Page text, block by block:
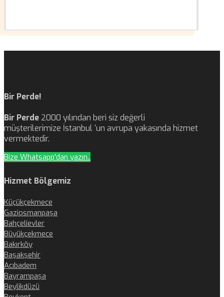
Bir Perde!
Bir Perde 2000 yılından beri siz değerli
müşterilerimize İstanbul ‘un avrupa yakasında hizmet
vermektedir.
Bize Whatsapp'dan yazın..
Hizmet Bölgemiz
Küçükçekmece
Gaziosmanpaşa
Bahçelievler
Büyükçekmece
Bakırköy
Başakşehir
Acıbadem
Bayrampaşa
Beylikdüzü